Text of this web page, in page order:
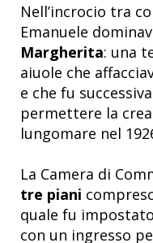
Nell’incrocio tra
Emanuele
Margherita: una
aiuole che
e che fu
permettere la
lungomare nel
La Camera di
tre piani
quale fu
con un ingresso